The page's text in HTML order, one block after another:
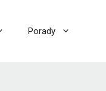
Porady